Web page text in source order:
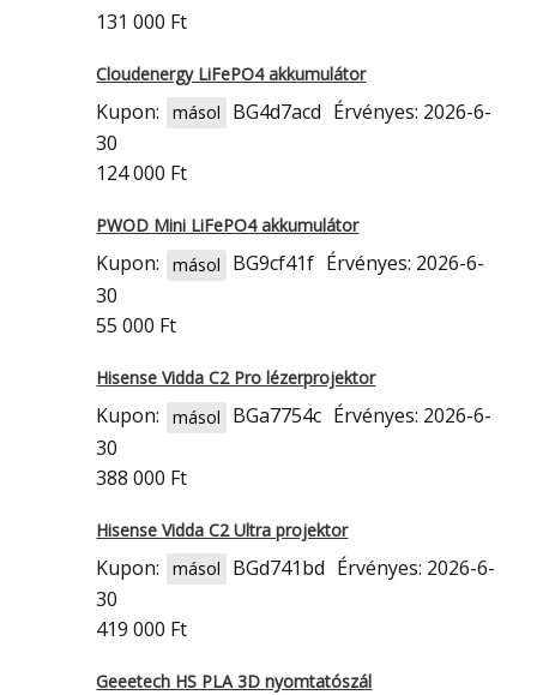
131 000 Ft
Cloudenergy LiFePO4 akkumulátor
Kupon: másol BG4d7acd Érvényes: 2026-6-
30
124 000 Ft
PWOD Mini LiFePO4 akkumulátor
Kupon: másol BG9cf41f Érvényes: 2026-6-
30
55 000 Ft
Hisense Vidda C2 Pro lézerprojektor
Kupon: másol BGa7754c Érvényes: 2026-6-
30
388 000 Ft
Hisense Vidda C2 Ultra projektor
Kupon: másol BGd741bd Érvényes: 2026-6-
30
419 000 Ft
Geeetech HS PLA 3D nyomtatószál